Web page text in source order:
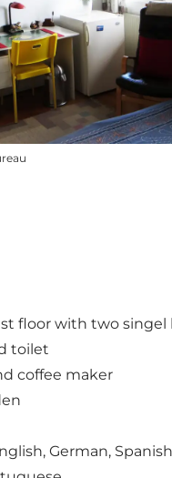
floor with two singel
toilet
coffee maker
German,